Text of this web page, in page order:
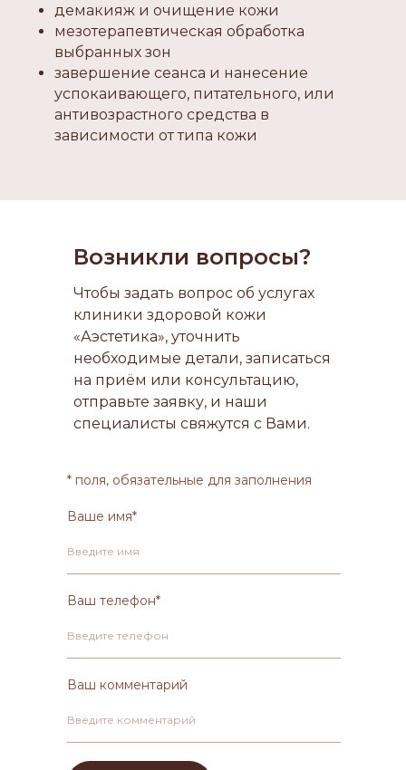
демакияж и очищение кожи
мезотерапевтическая обработка
выбранных зон
завершение сеанса и нанесение
успокаивающего, питательного, или
антивозрастного средства в
зависимости от типа кожи
Ваше имя*
Введите имя
Ваш телефон*
Введите телефон
Ваш комментарий
Введите комментарий
Возникли вопросы?
Чтобы задать вопрос об услугах
клиники здоровой кожи
«Аэстетика», уточнить
необходимые детали, записаться
на приём или консультацию,
отправьте заявку, и наши
специалисты свяжутся с Вами.
* поля, обязательные для заполнения